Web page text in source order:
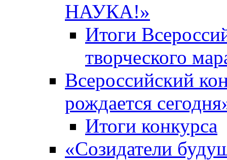
НАУКА!»
Итоги
творческого
Всероссийский
рождается
Итоги конкурса
«Cозидатели